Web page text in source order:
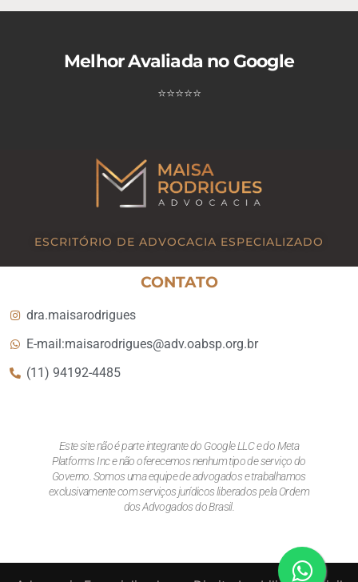
Melhor Avaliada no Google
⭐⭐⭐⭐⭐
ESCRITÓRIO DE ADVOCACIA ESPECIALIZADO
CONTATO
dra.maisarodrigues
E-mail:maisarodrigues@adv.oabsp.org.br
(11) 94192-4485
Este site não é parte integrante do Google LLC e do Meta
Platforms Inc e não oferecemos nenhum tipo de serviço do
Governo. Somos uma equipe de advogados e trabalhamos
exclusivamente com serviços jurídicos liberados pela Ordem
dos Advogados do Brasil.